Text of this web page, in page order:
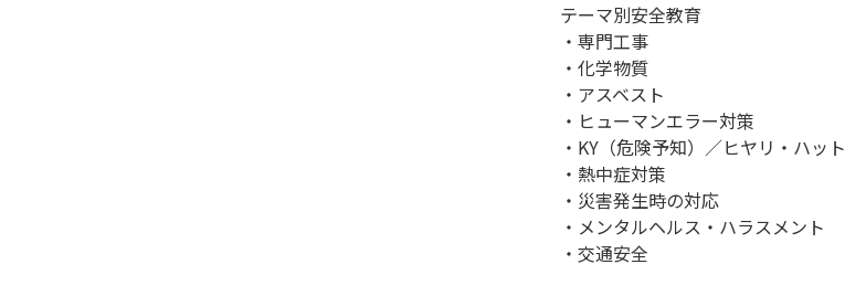
テーマ別安全教育
・専門工事
・化学物質
・アスベスト
・ヒューマンエラー対策
・KY（危険予知）／ヒヤリ・ハット
・熱中症対策
・災害発生時の対応
・メンタルヘルス・ハラスメント
・交通安全